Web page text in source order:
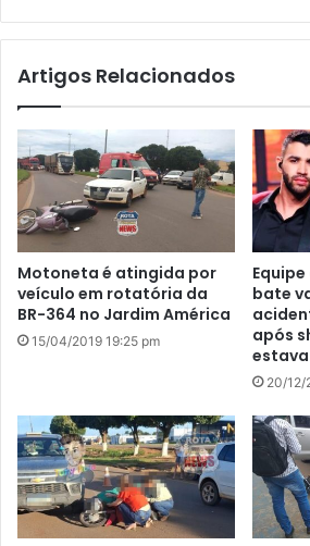
te
Artigos Relacionados
Motoneta é atingida por
veículo em rotatória da
BR-364 no Jardim América
15/04/2019 19:25 pm
bate
após
20/12/